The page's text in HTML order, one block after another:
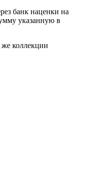
банк наценки на
указанную в
же коллекции